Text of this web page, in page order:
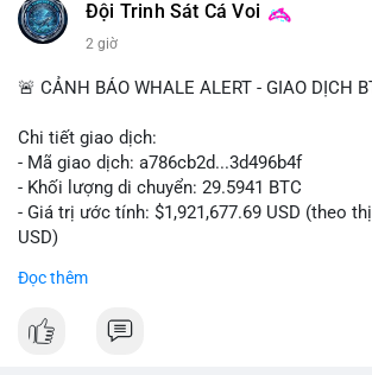
#vlikevn #titanbot
📰 Nguồn: Cointelegraph
Đội Trinh Sát Cá Voi
2 giờ
🚨 CẢNH BÁO WHALE ALERT - GIAO DỊCH
Chi tiết giao dịch:
- Mã giao dịch: a786cb2d...3d496b4f
- Khối lượng di chuyển: 29.5941 BTC
- Giá trị ước tính: $1,921,677.69 USD (theo
USD)
USD được thực hiện trong một khối chưa
Đọc thêm